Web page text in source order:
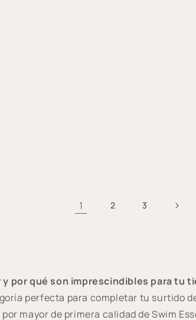
1 2 3
por qué son imprescindibles para tu
perfecta para completar tu surtido
mayor de primera calidad de Swim